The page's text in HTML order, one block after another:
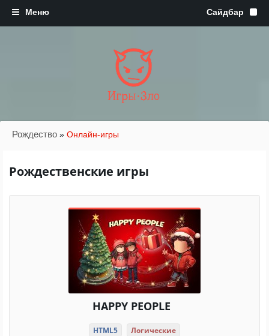
Игры·Зло
Рождество » Онлайн-игры
Рождественские игры
HAPPY PEOPLE
HTML5 Логические